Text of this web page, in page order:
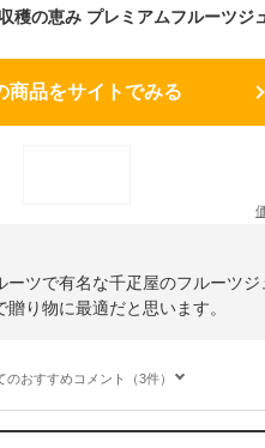
商品をサイトでみる
ツで有名な千疋屋のフルーツ
り物に最適だと思います。
のおすすめコメント（3件）